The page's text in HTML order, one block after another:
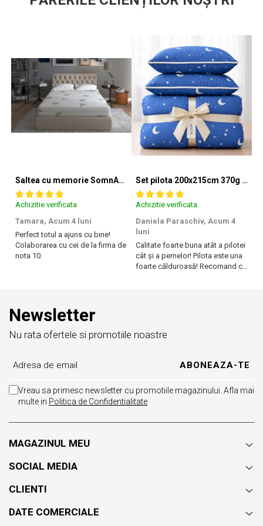
Saltea cu memorie SomnART XXL Memory Plus 160x190, înălțime 25cm, pentru persoane supraponderale, husă Aloe Vera detașabilă, rulată, fermitate mare
Achizitie verificata
Tamara, Acum 4 luni
Perfect totul a ajuns cu bine!
Colaborarea cu cei de la firma de
nota 10.
Set pilota 200x215cm 370g cu 2 perne 50x70,albastru- PLT36
Achizitie verificata
Daniela Paraschiv, Acum 4
luni
Calitate foarte buna atât a pilotei
cât și a pernelor! Pilota este una
foarte călduroasă! Recomand cu
Newsletter
Nu rata ofertele si promotiile noastre
Vreau sa primesc newsletter cu promotiile magazinului. Afla mai
multe in Politica de Confidentialitate
MAGAZINUL MEU
SOCIAL MEDIA
CLIENTI
DATE COMERCIALE